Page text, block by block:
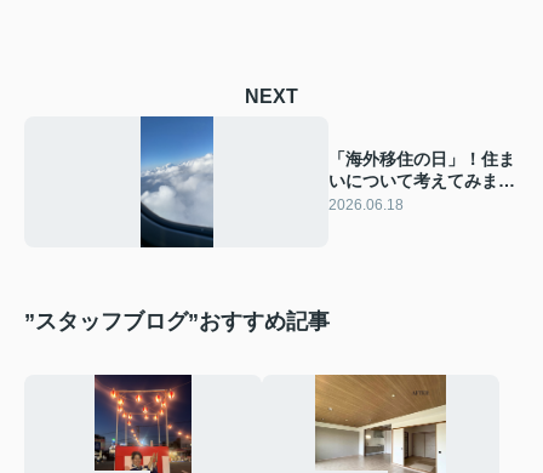
NEXT
「海外移住の日」！住ま
いについて考えてみませ
んか？
2026.06.18
”スタッフブログ”おすすめ記事